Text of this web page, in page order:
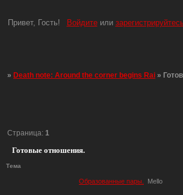
Привет, Гость! Войдитеили
»Death note: Around the corner begins Rai »
Готовые отношения.
Страница: 1
Тема
Образованные пары. Mello